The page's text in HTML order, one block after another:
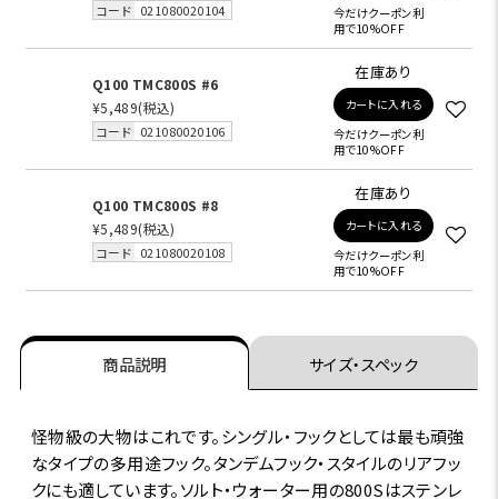
コード 021080020104
今だけクーポン利
用で10%OFF
Q100 TMC800S #6
¥5,489(税込)
コード 021080020106
在庫あり
カートに入れる
今だけクーポン利
用で10%OFF
Q100 TMC800S #8
¥5,489(税込)
コード 021080020108
在庫あり
カートに入れる
今だけクーポン利
用で10%OFF
商品説明 サイズ・スペック
怪物級の大物はこれです。シングル・フックとしては最も頑強
なタイプの多用途フック。タンデムフック・スタイルのリアフッ
クにも適しています。ソルト・ウォーター用の800Sはステンレ